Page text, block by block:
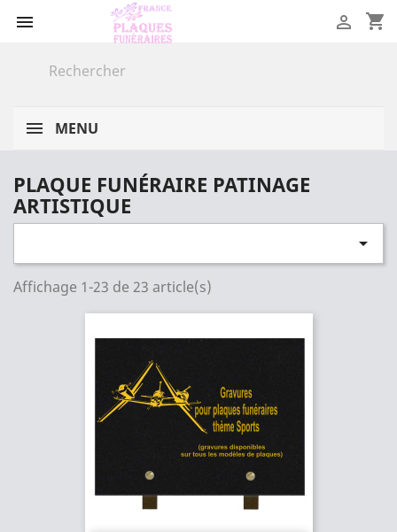
 shopping_cart

MENU
PLAQUE FUNÉRAIRE PATINAGE
ARTISTIQUE

Affichage 1-23 de 23 article(s)